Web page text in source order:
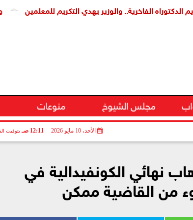
وكيل الفاخرية.. والوزير يهدي التكريم للمعلمين
مجلس الشيوخ منوعات
الأحد، 10 مايو 2026 12:11 صـ بتوقيت
نهائي الكونفيدالية في
من القاضية ممكن